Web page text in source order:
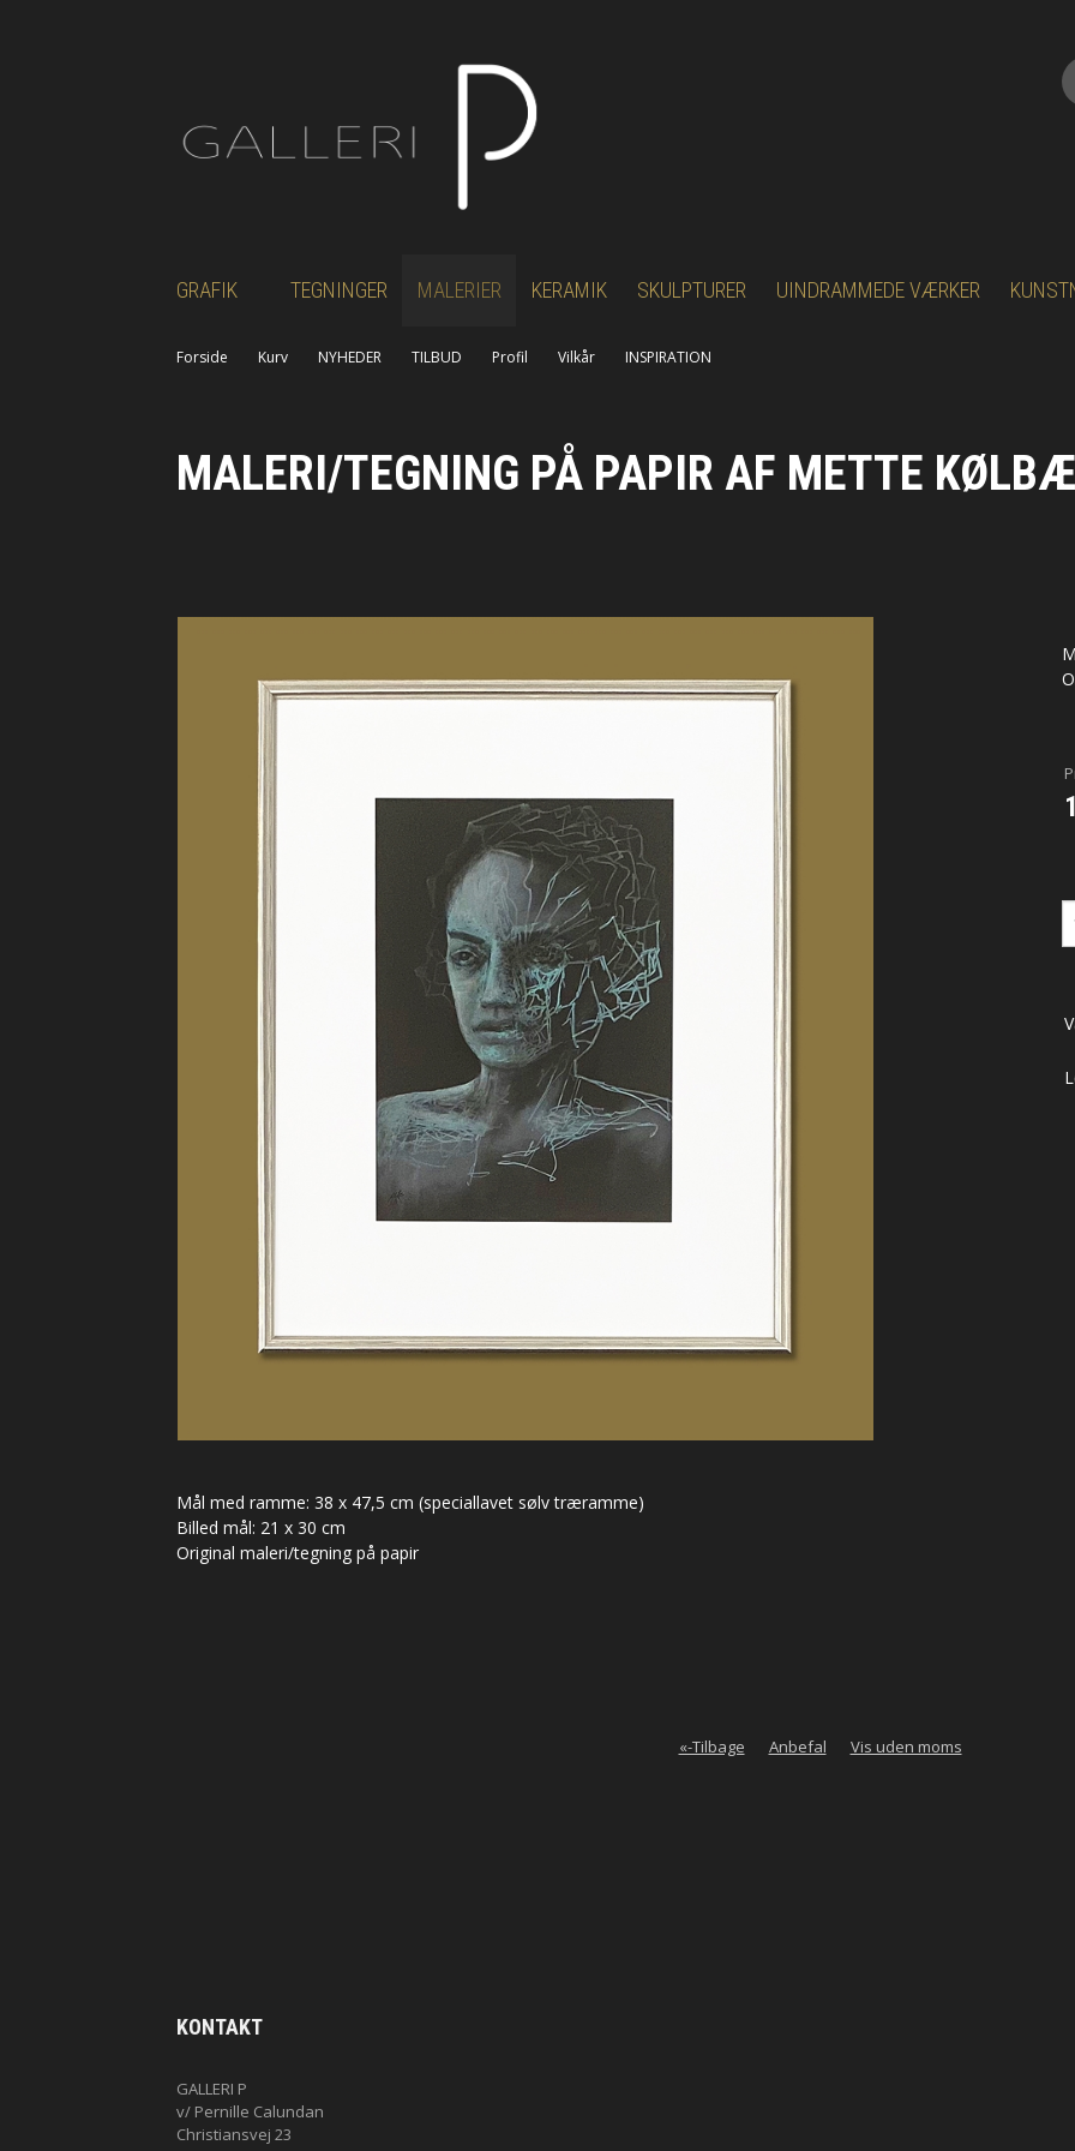
GRAFIK
Alt grafik
Grafik i begrænset oplag
TEGNINGER MALERIER KERAMIK SKULPTURER UINDRAMMEDE VÆRKER
Anne
Jytte
Per Just
Rasa
Thim
Tine
Forside Kurv NYHEDER TILBUD Profil Vilkår INSPIRATION
MALERI/TEGNING PÅ PAPIR AF METTE
Mål med ramme: 38 x 47,5 cm (speciallavet sølv træramme)
Billed mål: 21 x 30 cm
Original maleri/tegning på papir
«-Tilbage Anbefal Vis uden moms
KONTAKT
GALLERI P
v/ Pernille Calundan
Christiansvej 23